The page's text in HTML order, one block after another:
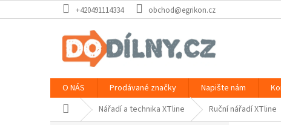
na
+420491114334 obchod@egrikon.cz
O NÁS Prodávané značky Napište nám
Domů Nářadí a technika XTline Ruční nářadí XTline